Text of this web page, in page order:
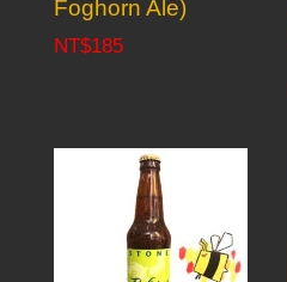
Foghorn Ale)
NT$185